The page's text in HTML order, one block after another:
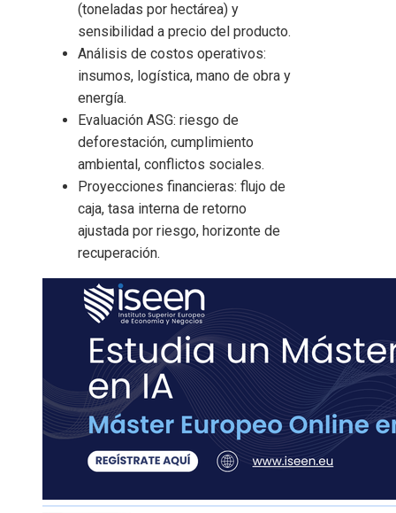
(toneladas por hectárea) y
sensibilidad a precio del producto.
Análisis de costos operativos:
insumos, logística, mano de obra y
energía.
Evaluación ASG: riesgo de
deforestación, cumplimiento
ambiental, conflictos sociales.
Proyecciones financieras: flujo de
caja, tasa interna de retorno
ajustada por riesgo, horizonte de
recuperación.